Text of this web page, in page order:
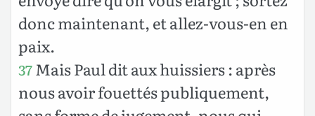
donc maintenant, et allez-vous-en en
paix.
37Mais Paul dit aux huissiers : après
nous avoir fouettés publiquement,